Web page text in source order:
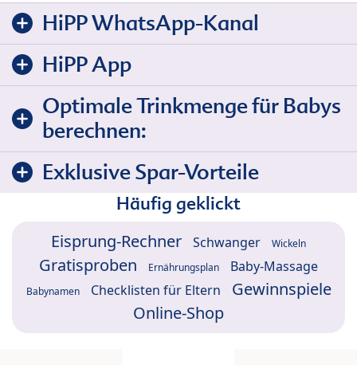
HiPP WhatsApp-Kanal
HiPP App
Optimale Trinkmenge für Babys
berechnen:
Exklusive Spar-Vorteile
Häufig geklickt
Eisprung-Rechner Schwanger Wickeln
Gratisproben Ernährungsplan Baby-Massage
Babynamen Checklisten für Eltern
Gewinnspiele
Online-Shop